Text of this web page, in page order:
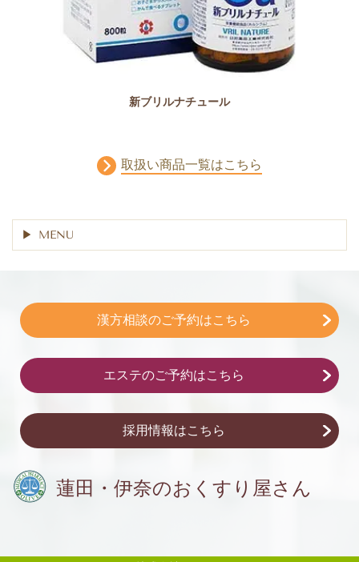
新ブリルナチュール
取扱い商品一覧はこちら
MENU
漢方相談のご予約はこちら
エステのご予約はこちら
採用情報はこちら
蓮田・伊奈のおくすり屋さん